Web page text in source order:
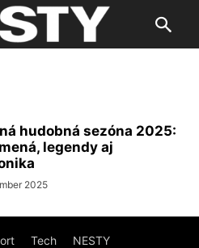
hudobná sezóna 2025:
legendy aj
2025
Tech NESTY